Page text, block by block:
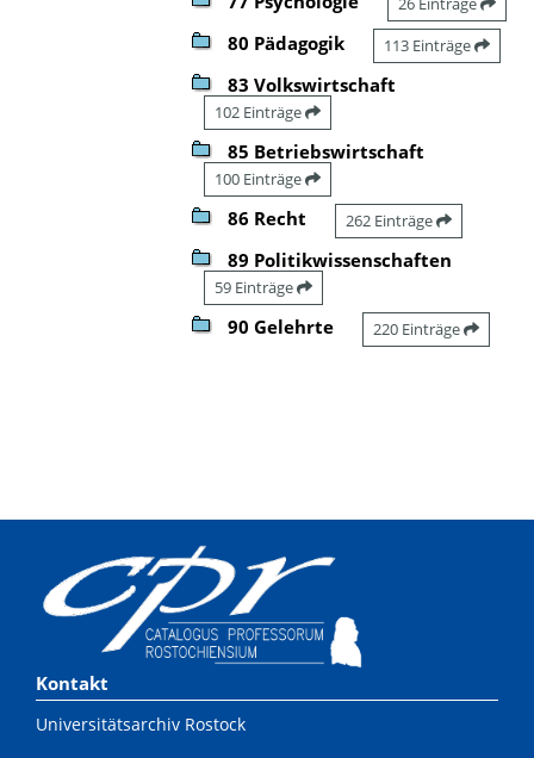
80 Pädagogik 113 Einträge
83 Volkswirtschaft
102 Einträge
85 Betriebswirtschaft
100 Einträge
86 Recht 262 Einträge
89 Politikwissenschaften
59 Einträge
90 Gelehrte 220 Einträge
Kontakt
Universitätsarchiv Rostock